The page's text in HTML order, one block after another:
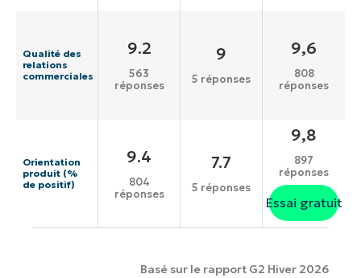
Qualité des
relations
commerciales
9.2
563
réponses
9
5 réponses
9,6
808
réponses
Orientation
produit (%
de positif)
9.4
804
réponses
7.7
5 réponses
9,8
897
réponses
Essai gratuit
Basé sur le rapport G2 Hiver 2026